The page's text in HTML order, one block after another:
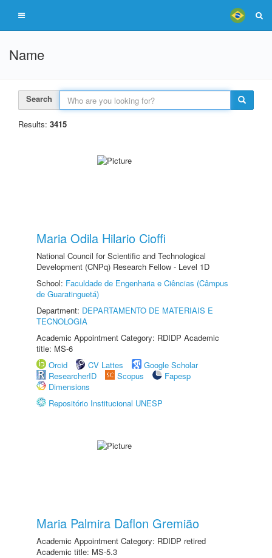
Name
Search
Results: 3415
Maria Odila Hilario Cioffi
National Council for Scientific and Technological
Development (CNPq) Research Fellow - Level 1D
School: Faculdade de Engenharia e Ciências (Câmpus
de Guaratinguetá)
Department: DEPARTAMENTO DE MATERIAIS E
TECNOLOGIA
Academic Appointment Category: RDIDP Academic
title: MS-6
Orcid
CV Lattes
Google Scholar
ResearcherID
Scopus
Fapesp
Dimensions
Repositório Institucional UNESP
Maria Palmira Daflon Gremião
Academic Appointment Category: RDIDP retired
Academic title: MS-5.3